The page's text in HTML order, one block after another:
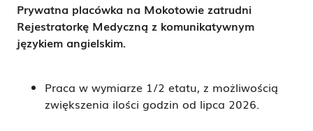
Prywatna placówka na Mokotowie zatrudni
Rejestratorkę Medyczną z komunikatywnym
językiem angielskim.
Praca w wymiarze 1/2 etatu, z możliwością
zwiększenia ilości godzin od lipca 2026.